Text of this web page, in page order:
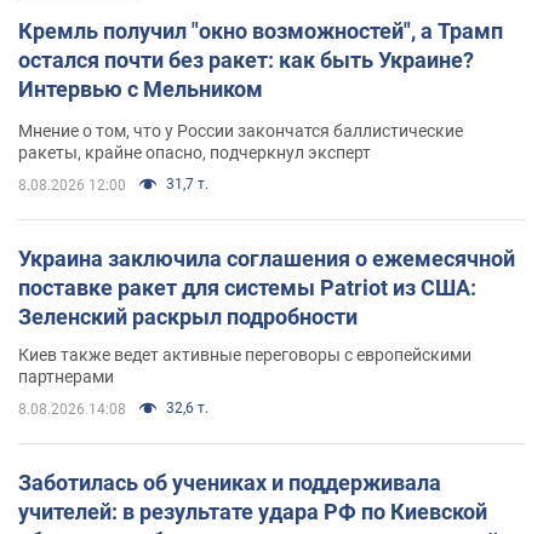
Кремль получил "окно возможностей", а Трамп
остался почти без ракет: как быть Украине?
Интервью с Мельником
Мнение о том, что у России закончатся баллистические
ракеты, крайне опасно, подчеркнул эксперт
8.08.2026 12:00 31,7 т.
Украина заключила соглашения о ежемесячной
поставке ракет для системы Patriot из США:
Зеленский раскрыл подробности
Киев также ведет активные переговоры с европейскими
партнерами
8.08.2026 14:08 32,6 т.
Заботилась об учениках и поддерживала
учителей: в результате удара РФ по Киевской